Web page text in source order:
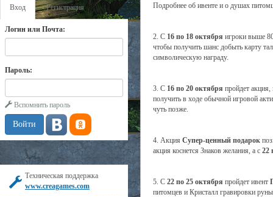
Вход Регистрация
Логин или Почта:
Пароль:
Вспомнить пароль
Техническая поддержка
www.creagames.com
Подробнее об ивенте и о душах
2. С 16 по 18 октября игроки выше
чтобы получить шанс добыть карту
символическую награду.
3. С 16 по 20 октября пройдет
получить в ходе обычной игровой
чуть позже.
4. Акция Супер-ценный подарок
акция коснется Знаков желания, а с 22
5. С 22 по 25 октября пройдет ивент
питомцев и Кристалл гравировки